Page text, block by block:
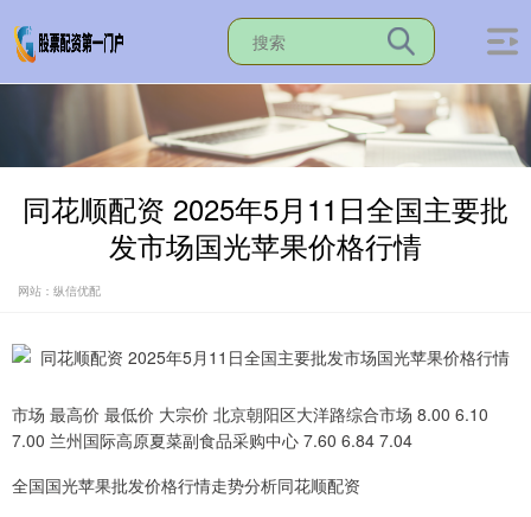
同花顺配资 2025年5月11日全国主要批
发市场国光苹果价格行情
网站：纵信优配
市场 最高价 最低价 大宗价 北京朝阳区大洋路综合市场 8.00 6.10
7.00 兰州国际高原夏菜副食品采购中心 7.60 6.84 7.04
全国国光苹果批发价格行情走势分析同花顺配资